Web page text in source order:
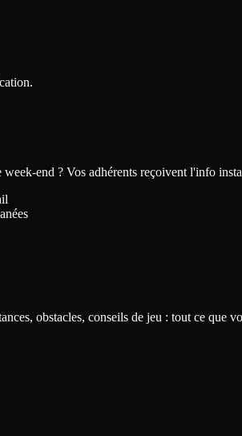
end ? Vos adhérents reçoivent l'info
obstacles, conseils de jeu : tout ce que